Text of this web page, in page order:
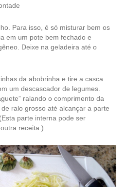
Para isso, é só misturar bem os
em um pote bem fechado e
Deixe na geladeira até o
da abobrinha e tire a casca
um descascador de legumes.
ralando o comprimento da
ralo grosso até alcançar a parte
parte interna pode ser
receita.)